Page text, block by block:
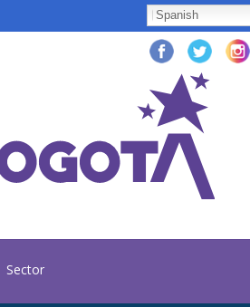
Spanish
Sector